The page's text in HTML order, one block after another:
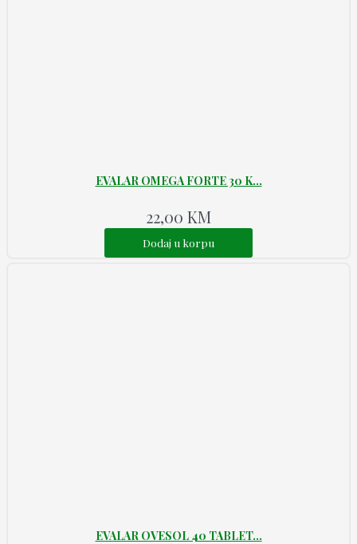
EVALAR OMEGA FORTE 30 K...
22,00 KM
Dodaj u korpu
EVALAR OVESOL 40 TABLET...